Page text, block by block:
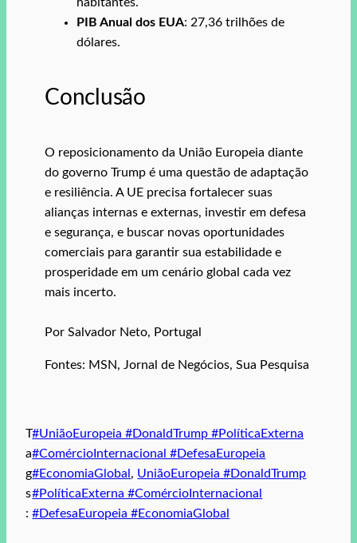
PIB Anual dos EUA: 27,36 trilhões de
dólares.
Conclusão
O reposicionamento da União Europeia diante
do governo Trump é uma questão de adaptação
e resiliência. A UE precisa fortalecer suas
alianças internas e externas, investir em defesa
e segurança, e buscar novas oportunidades
comerciais para garantir sua estabilidade e
prosperidade em um cenário global cada vez
mais incerto.
Por Salvador Neto, Portugal
Fontes: MSN, Jornal de Negócios, Sua Pesquisa
T
a
g
s
:
#UniãoEuropeia #DonaldTrump #PolíticaExterna
#ComércioInternacional #DefesaEuropeia
#EconomiaGlobal , UniãoEuropeia #DonaldTrump
#PolíticaExterna #ComércioInternacional
#DefesaEuropeia #EconomiaGlobal